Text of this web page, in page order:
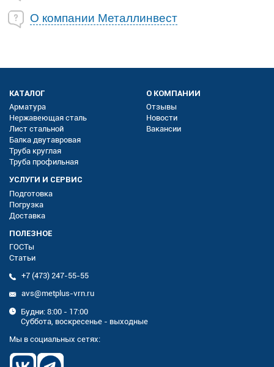
О компании Металлинвест
КАТАЛОГ
Арматура
Нержавеющая сталь
Лист стальной
Балка двутавровая
Труба круглая
Труба профильная
О КОМПАНИИ
Отзывы
Новости
Вакансии
УСЛУГИ И СЕРВИС
Подготовка
Погрузка
Доставка
ПОЛЕЗНОЕ
ГОСТы
Статьи
+7 (473) 247-55-55
avs@metplus-vrn.ru
Будни: 8:00 - 17:00
Суббота, воскресенье - выходные
Мы в социальных сетях: